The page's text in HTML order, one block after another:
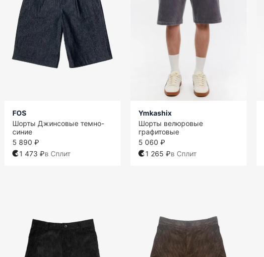
FOS
Шорты Джинсовые темно-
синие
5 890 ₽
1 473 ₽в Сплит
Ymkashix
Шорты велюровые
графитовые
5 060 ₽
1 265 ₽в Сплит